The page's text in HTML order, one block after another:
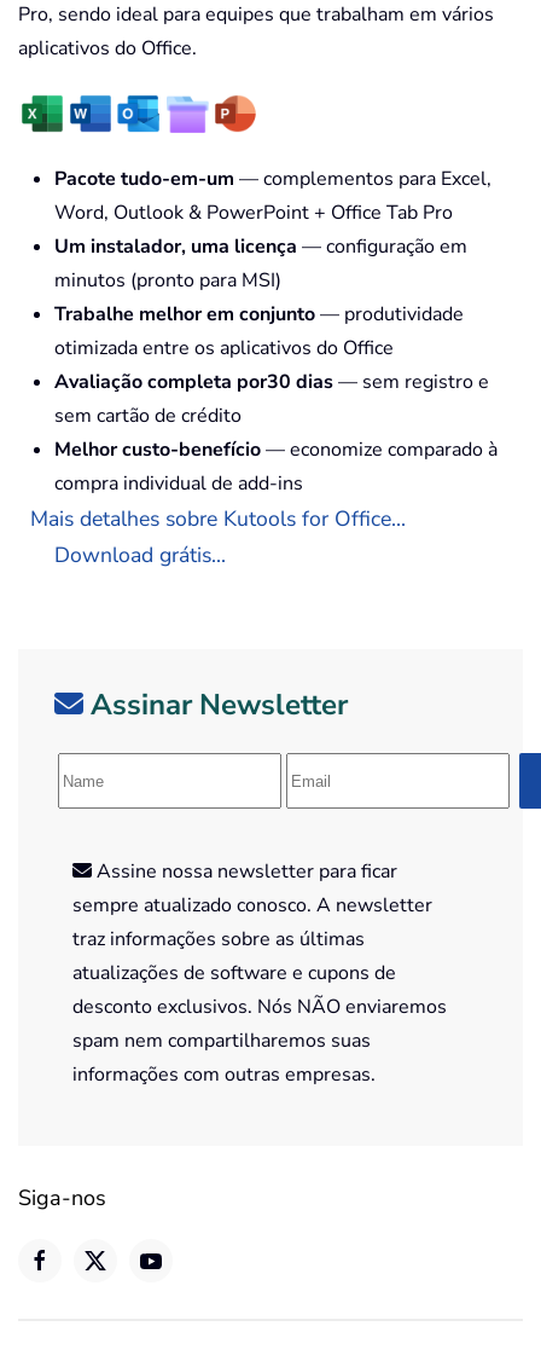
Pro, sendo ideal para equipes que trabalham em vários
aplicativos do Office.
Pacote tudo-em-um — complementos para Excel,
Word, Outlook & PowerPoint + Office Tab Pro
Um instalador, uma licença — configuração em
minutos (pronto para MSI)
Trabalhe melhor em conjunto— produtividade
otimizada entre os aplicativos do Office
Avaliação completa por30 dias— sem registro e
sem cartão de crédito
Melhor custo-benefício— economize comparado à
compra individual de add-ins
Mais detalhes sobre Kutools for Office...
Download grátis...
Assinar Newsletter
Assine nossa newsletter para ficar
sempre atualizado conosco. A newsletter
traz informações sobre as últimas
atualizações de software e cupons de
desconto exclusivos. Nós NÃO enviaremos
spam nem compartilharemos suas
informações com outras empresas.
Siga-nos